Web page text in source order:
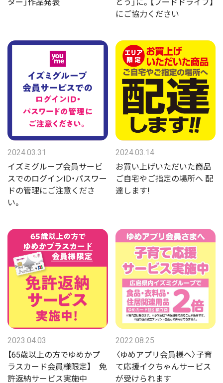
ター」作品発表
とう」に。【フードドライブ】
にご協力ください
2024.03.31
イズミグループ会員サービ
スでのログインID・パスワー
ドの管理にご注意くださ
い。
2024.03.14
お買い上げいただいた商品
ご自宅やご指定の場所へ 配
達します!
2023.04.03
【65歳以上の方でゆめかプ
ラスカード会員様限定】 免
許返納サービス実施中
2022.08.25
〈ゆめアプリ会員様へ〉子育
て応援イクちゃんサービス
が受けられます